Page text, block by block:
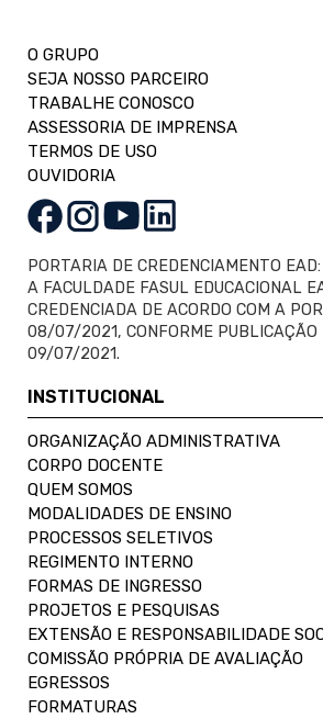
O GRUPO
SEJA NOSSO PARCEIRO
TRABALHE CONOSCO
ASSESSORIA DE IMPRENSA
TERMOS DE USO
OUVIDORIA
PORTARIA DE CREDENCIAMENTO EAD:
A FACULDADE FASUL EDUCACIONAL
CREDENCIADA DE ACORDO COM A
08/07/2021, CONFORME PUBLICAÇÃO
09/07/2021.
INSTITUCIONAL
ORGANIZAÇÃO ADMINISTRATIVA
CORPO DOCENTE
QUEM SOMOS
MODALIDADES DE ENSINO
PROCESSOS SELETIVOS
REGIMENTO INTERNO
FORMAS DE INGRESSO
PROJETOS E PESQUISAS
EXTENSÃO E RESPONSABILIDADE
COMISSÃO PRÓPRIA DE AVALIAÇÃO
EGRESSOS
FORMATURAS